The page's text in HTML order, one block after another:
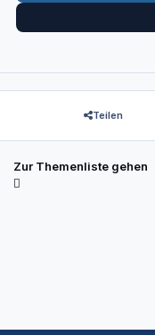
Teilen
Zur Themenliste gehen